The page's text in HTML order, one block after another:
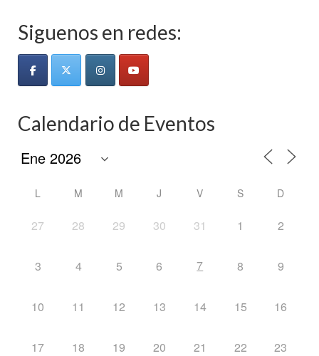
Siguenos en redes:
Calendario de Eventos
L M M J V S D
27 28 29 30 31 1 2
3 4 5 6 7 8 9
10 11 12 13 14 15 16
17 18 19 20 21 22 23